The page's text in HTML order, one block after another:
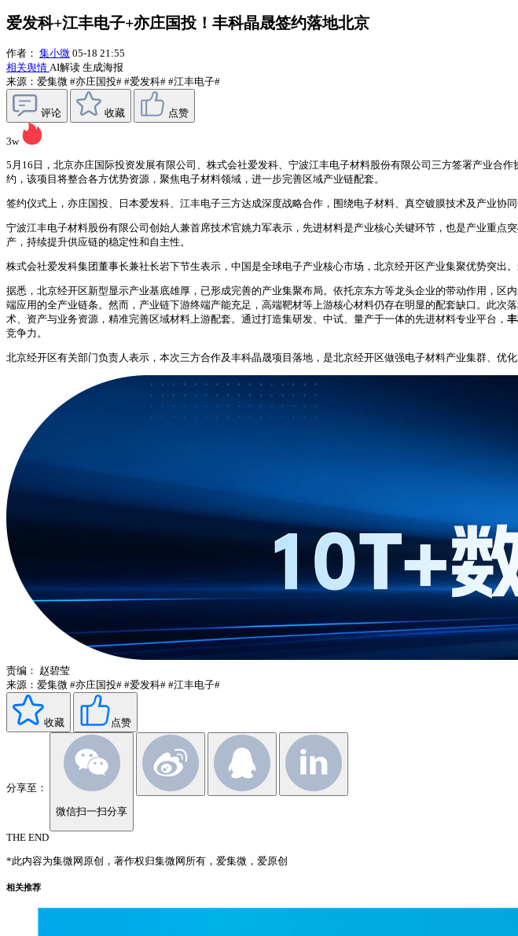
爱发科+江丰电子+亦庄国投！丰科晶晟签约落地北京
作者： 集小微 05-18 21:55
相关舆情 AI解读 生成海报
来源：爱集微 #亦庄国投# #爱发科# #江丰电子#
评论 收藏 点赞
3w
5月16日，北京亦庄国际投资发展有限公司、株式会社爱发科、宁波江丰电子材料股份有限公司三方签署产业合
约，该项目将整合各方优势资源，聚焦电子材料领域，进一步完善区域产业链配套。
签约仪式上，亦庄国投、日本爱发科、江丰电子三方达成深度战略合作，围绕电子材料、真空镀膜技术及产业协
宁波江丰电子材料股份有限公司创始人兼首席技术官姚力军表示，先进材料是产业核心关键环节，也是产业重
产，持续提升供应链的稳定性和自主性。
株式会社爱发科集团董事长兼社长岩下节生表示，中国是全球电子产业核心市场，北京经开区产业集聚优势突
据悉，北京经开区新型显示产业基底雄厚，已形成完善的产业集聚布局。依托京东方等龙头企业的带动作用，
端应用的全产业链条。然而，产业链下游终端产能充足，高端靶材等上游核心材料仍存在明显的配套缺口。此
术、资产与业务资源，精准完善区域材料上游配套。通过打造集研发、中试、量产于一体的先进材料专业平台，
竞争力。
北京经开区有关部门负责人表示，本次三方合作及丰科晶晟项目落地，是北京经开区做强电子材料产业集群、优
责编： 赵碧莹
来源：爱集微 #亦庄国投# #爱发科# #江丰电子#
收藏 点赞
分享至：
微信扫一扫分享
THE END
*此内容为集微网原创，著作权归集微网所有，爱集微，爱原创
相关推荐